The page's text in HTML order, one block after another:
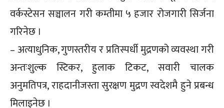
वर्कस्टेसन सञ्चालन गरी कम्तीमा ५ हजार रोजगारी सिर्जना
गरिनेछ ।
– अत्याधुनिक, गुणस्तरीय र प्रतिस्पर्धी मुद्रणको व्यवस्था गरी
अन्तःशुल्क स्टिकर, हुलाक टिकट, सवारी चालक
अनुमतिपत्र, राहदानीजस्ता सुरक्षण मुद्रण स्वदेशमै हुने प्रबन्ध
मिलाइनेछ ।